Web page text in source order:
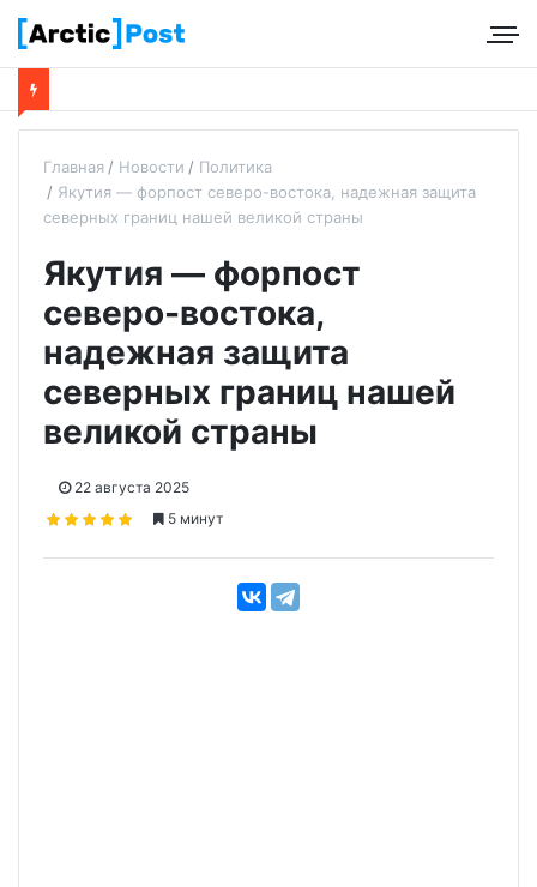
Главная Новости
Политика
Якутия — форпост северо-востока, надежная защита
северных границ нашей великой страны
Якутия — форпост
северо-востока,
надежная защита
северных границ нашей
великой страны
22 августа 2025
5 минут